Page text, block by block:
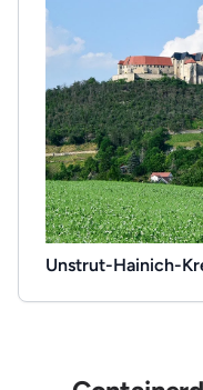
Unstrut-Hainich-